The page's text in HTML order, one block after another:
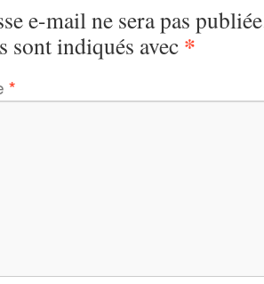
e-mail ne sera pas
sont indiqués avec *
*